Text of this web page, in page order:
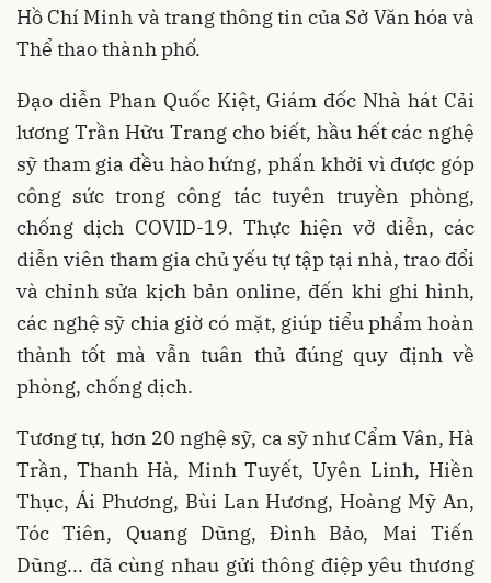
Hồ Chí Minh và trang thông tin của Sở Văn hóa và
Thể thao thành phố.
Đạo diễn Phan Quốc Kiệt, Giám đốc Nhà hát Cải
lương Trần Hữu Trang cho biết, hầu hết các nghệ
sỹ tham gia đều hào hứng, phấn khởi vì được góp
công sức trong công tác tuyên truyền phòng,
chống dịch COVID-19. Thực hiện vở diễn, các
diễn viên tham gia chủ yếu tự tập tại nhà, trao đổi
và chỉnh sửa kịch bản online, đến khi ghi hình,
các nghệ sỹ chia giờ có mặt, giúp tiểu phẩm hoàn
thành tốt mà vẫn tuân thủ đúng quy định về
phòng, chống dịch.
Tương tự, hơn 20 nghệ sỹ, ca sỹ như Cẩm Vân, Hà
Trần, Thanh Hà, Minh Tuyết, Uyên Linh, Hiền
Thục, Ái Phương, Bùi Lan Hương, Hoàng Mỹ An,
Tóc Tiên, Quang Dũng, Đình Bảo, Mai Tiến
Dũng... đã cùng nhau gửi thông điệp yêu thương